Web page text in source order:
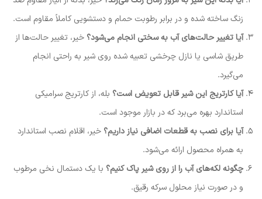
زنگ ساخته شده و در برابر رطوبت حمام و دستشویی کاملاً مقاوم است.
آیا تغییر حالت‌های آب به سختی انجام می‌شود؟ خیر، تغییر حالت‌ها از
طریق شاسی یا نازل چرخشی تعبیه شده روی شیر به راحتی انجام
می‌گیرد.
آیا کارتریج این شیر قابل تعویض است؟ بله، از کارتریج سرامیکی
استاندارد بهره می‌برد که در بازار موجود است.
آیا برای نصب به قطعات اضافی نیاز داریم؟ خیر، اقلام نصب استاندارد
به همراه محصول ارائه می‌شود.
چگونه لکه‌های آب را از روی شیر پاک کنیم؟ با یک دستمال نخی مرطوب
و در صورت نیاز محلول سرکه رقیق.